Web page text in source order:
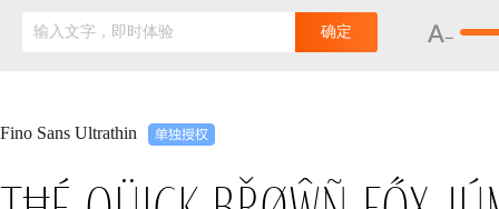
输入文字，即时体验 确定
Fino Sans Ultrathin